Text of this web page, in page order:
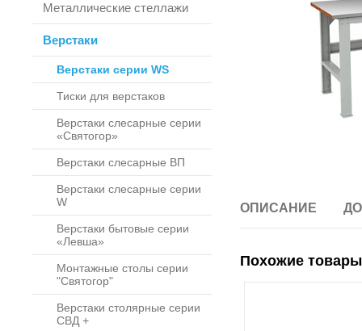
Металлические стеллажи
Верстаки
Верстаки серии WS
Тиски для верстаков
Верстаки слесарные серии
«Святогор»
Верстаки слесарные ВП
Верстаки слесарные серии
W
Верстаки бытовые серии
«Левша»
Монтажные столы серии
"Святогор"
Верстаки столярные серии
СВД +
ОПИСАНИЕ
Похожие